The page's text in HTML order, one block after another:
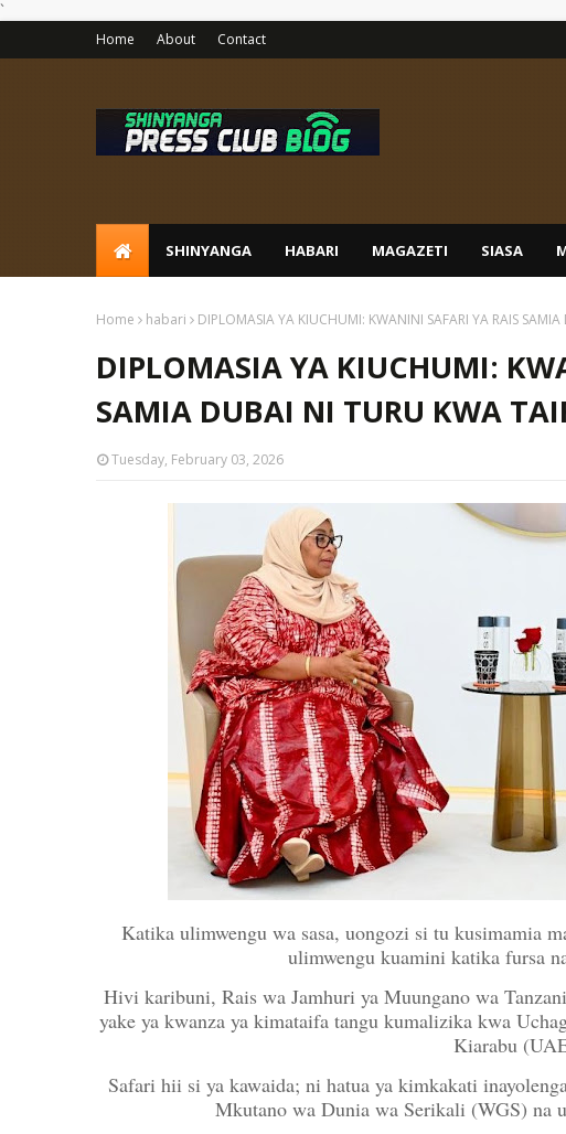
`
Home About Contact
SHINYANGA HABARI MAGAZETI SIASA
Home habari DIPLOMASIA YA KIUCHUMI: KWANINI SAFARI YA RAIS
DIPLOMASIA YA KIUCHUMI:
SAMIA DUBAI NI TURU KWA
Tuesday, February 03, 2026
Katika ulimwengu wa sasa, uongozi si tu kusimamia
ulimwengu kuamini katika fursa
Hivi karibuni, Rais wa Jamhuri ya Muungano wa
yake ya kwanza ya kimataifa tangu kumalizika kwa
Kiarabu
Safari hii si ya kawaida; ni hatua ya kimkakati
Mkutano wa Dunia wa Serikali (WGS) na